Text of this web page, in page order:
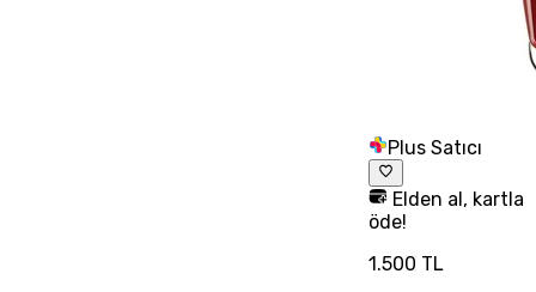
Plus Satıcı
Elden al, kartla
öde!
1.500 TL